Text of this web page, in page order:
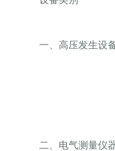
一、高压发生设
二、电气测量仪